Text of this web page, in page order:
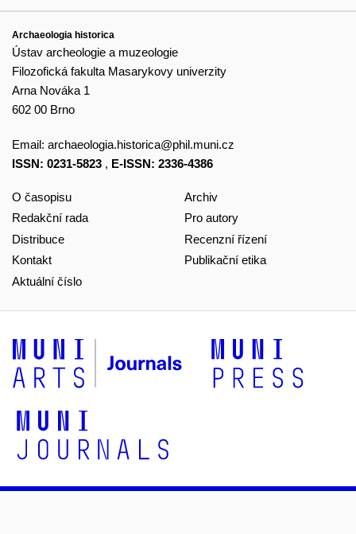
Archaeologia historica
Ústav archeologie a muzeologie
Filozofická fakulta Masarykovy univerzity
Arna Nováka 1
602 00 Brno
Email: archaeologia.historica@phil.muni.cz
ISSN: 0231-5823 , E-ISSN: 2336-4386
O časopisu
Redakční rada
Distribuce
Kontakt
Aktuální číslo
Archiv
Pro autory
Recenzní řízení
Publikační etika